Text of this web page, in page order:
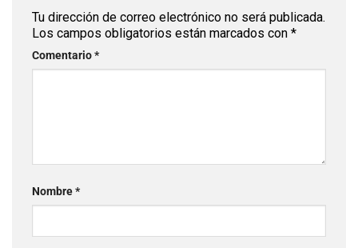
Tu dirección de correo electrónico no será publicada.
Los campos obligatorios están marcados con *
Comentario*
Nombre*